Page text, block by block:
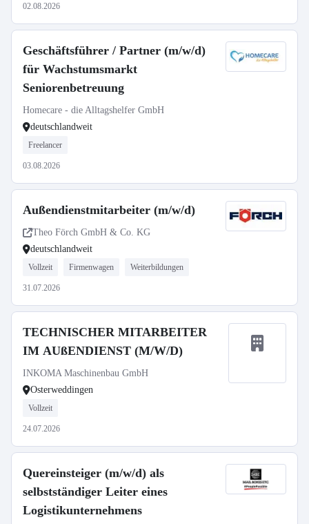
02.08.2026
Geschäftsführer / Partner (m/w/d)
für Wachstumsmarkt
Seniorenbetreuung
Homecare - die Alltagshelfer GmbH
deutschlandweit
Freelancer
03.08.2026
Außendienstmitarbeiter (m/w/d)
Theo Förch GmbH & Co. KG
deutschlandweit
Vollzeit Firmenwagen Weiterbildungen
31.07.2026
TECHNISCHER MITARBEITER
IM AUßENDIENST (M/W/D)
INKOMA Maschinenbau GmbH
Osterweddingen
Vollzeit
24.07.2026
Quereinsteiger (m/w/d) als
selbstständiger Leiter eines
Logistikunternehmens